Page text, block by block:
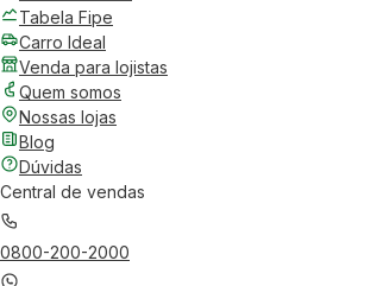
Tabela Fipe
Carro Ideal
Venda para lojistas
Quem somos
Nossas lojas
Blog
Dúvidas
Central de vendas
0800-200-2000